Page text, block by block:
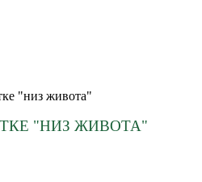
"низ живота"
"НИЗ ЖИВОТА"